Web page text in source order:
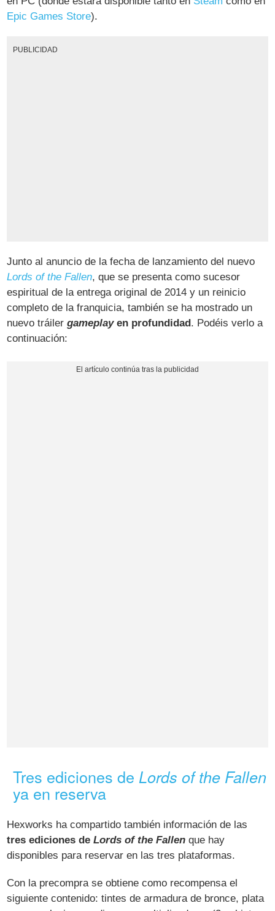
Epic Games Store).
PUBLICIDAD
Junto al anuncio de la fecha de lanzamiento del nuevo
Lords of the Fallen, que se presenta como sucesor
espiritual de la entrega original de 2014 y un reinicio
completo de la franquicia, también se ha mostrado un
nuevo tráilergameplayen profundidad. Podéis verlo a
continuación:
Tres ediciones de Lords of the Fallen
ya en reserva
Hexworks ha compartido también información de las
tres ediciones deLords of the Fallen que hay
disponibles para reservar en las tres plataformas.
Con la precompra se obtiene como recompensa el
siguiente contenido: tintes de armadura de bronce, plata